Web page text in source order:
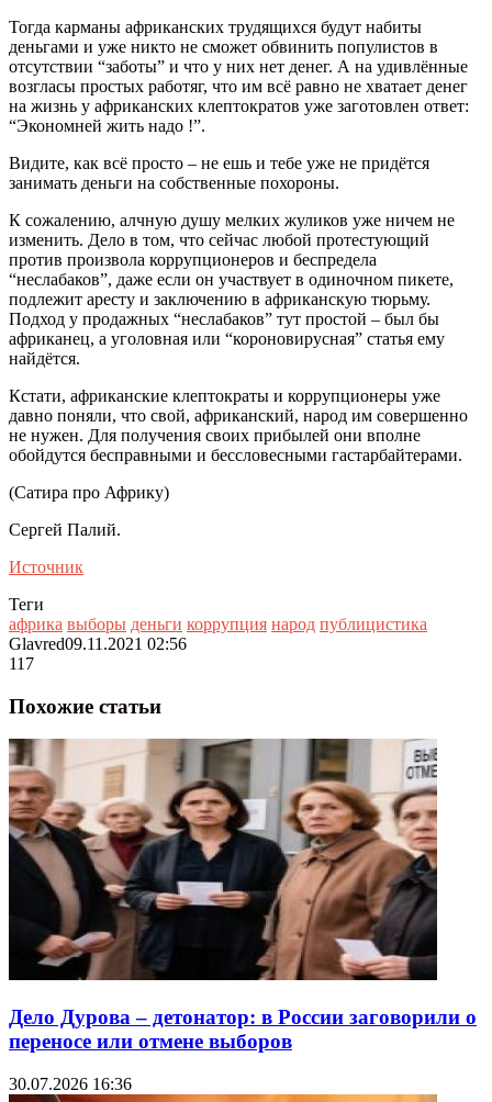
Тогда карманы африканских трудящихся будут набиты
деньгами и уже никто не сможет обвинить популистов в
отсутствии “заботы” и что у них нет денег. А на удивлённые
возгласы простых работяг, что им всё равно не хватает денег
на жизнь у африканских клептократов уже заготовлен ответ:
“Экономней жить надо !”.
Видите, как всё просто – не ешь и тебе уже не придётся
занимать деньги на собственные похороны.
К сожалению, алчную душу мелких жуликов уже ничем не
изменить. Дело в том, что сейчас любой протестующий
против произвола коррупционеров и беспредела
“неслабаков”, даже если он участвует в одиночном пикете,
подлежит аресту и заключению в африканскую тюрьму.
Подход у продажных “неслабаков” тут простой – был бы
африканец, а уголовная или “короновирусная” статья ему
найдётся.
Кстати, африканские клептократы и коррупционеры уже
давно поняли, что свой, африканский, народ им совершенно
не нужен. Для получения своих прибылей они вполне
обойдутся бесправными и бессловесными гастарбайтерами.
(Сатира про Африку)
Сергей Палий.
Источник
Теги
африка выборы деньги коррупция народ публицистика
Glavred09.11.2021 02:56
117
Похожие статьи
Дело Дурова – детонатор: в России заговорили о
переносе или отмене выборов
30.07.2026 16:36